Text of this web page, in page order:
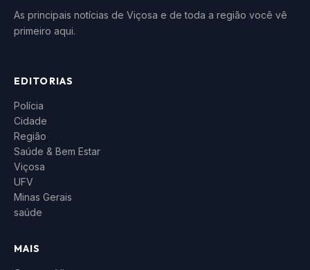
As principais notícias de Viçosa e de toda a região você vê
primeiro aqui.
EDITORIAS
Polícia
Cidade
Região
Saúde & Bem Estar
Viçosa
UFV
Minas Gerais
saúde
MAIS